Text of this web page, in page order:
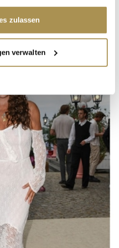
Klicken auf das Privacy
widerrufen
geografische Lage
einige Meter genau sein
(Fingerprinting) identifizieren
wie Ihre persönlichen Daten
Sie Ihre Präferenzen im
Inhalte und Anzeigen zu
für soziale Medien anbieten
auf unsere Website zu
wir Informationen zu Ihrer
an unsere Partner für
Analysen weiter. Unsere
möglicherweise mit
zulassen
verwalten